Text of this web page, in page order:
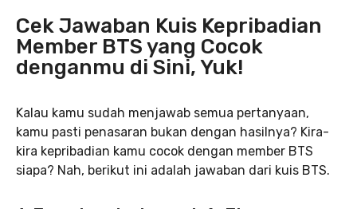
Cek Jawaban Kuis Kepribadian
Member BTS yang Cocok
denganmu di Sini, Yuk!
Kalau kamu sudah menjawab semua pertanyaan,
kamu pasti penasaran bukan dengan hasilnya? Kira-
kira kepribadian kamu cocok dengan member BTS
siapa? Nah, berikut ini adalah jawaban dari kuis BTS.